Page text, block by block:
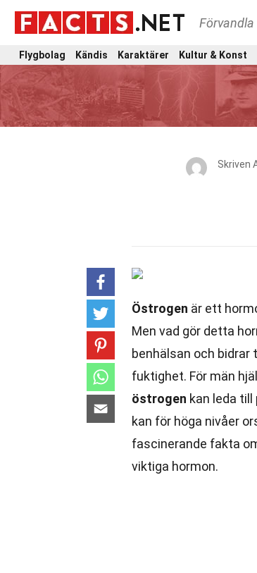
Flygbolag Kändis Karaktärer Kultur & Konst
Skriven
Östrogen är ett
Men vad gör detta
benhälsan och
fuktighet. För män
östrogen kan leda
kan för höga nivåer
fascinerande fakta
viktiga hormon.